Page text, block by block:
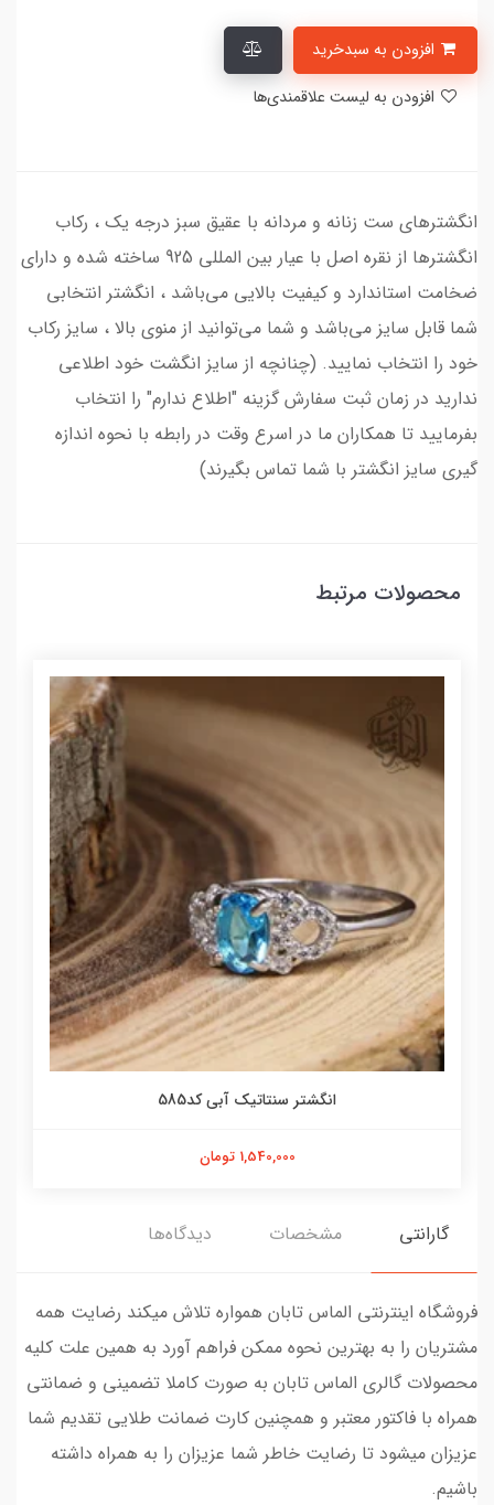
انگشترهای ست زنانه و مردانه با عقیق سبز درجه یک ، رکاب
انگشترها از نقره اصل با عیار بین المللی 925 ساخته شده و دارای
ضخامت استاندارد و کیفیت بالایی می‌باشد ، انگشتر انتخابی
شما قابل سایز می‌باشد و شما می‌توانید از منوی بالا ، سایز رکاب
خود را انتخاب نمایید. (چنانچه از سایز انگشت خود اطلاعی
ندارید در زمان ثبت سفارش گزینه "اطلاع ندارم" را انتخاب
بفرمایید تا همکاران ما در اسرع وقت در رابطه با نحوه اندازه
گیری سایز انگشتر با شما تماس بگیرند)
محصولات مرتبط
انگشتر سنتاتیک آبی کد585
1,540,000 تومان
گارانتی مشخصات دیدگاه‌ها
فروشگاه اینترنتی الماس تابان همواره تلاش میکند رضایت همه
مشتریان را به بهترین نحوه ممکن فراهم آورد به همین علت کلیه
محصولات گالری الماس تابان به صورت کاملا تضمینی و ضمانتی
همراه با فاکتور معتبر و همچنین کارت ضمانت طلایی تقدیم شما
عزیزان میشود تا رضایت خاطر شما عزیزان را به همراه داشته
باشیم.